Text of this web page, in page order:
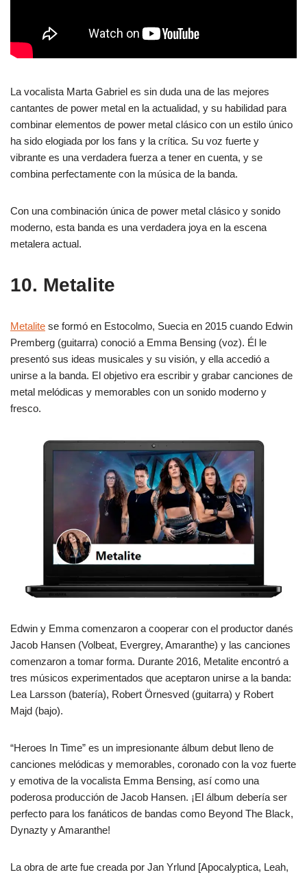
La vocalista Marta Gabriel es sin duda una de las mejores
cantantes de power metal en la actualidad, y su habilidad para
combinar elementos de power metal clásico con un estilo único
ha sido elogiada por los fans y la crítica. Su voz fuerte y
vibrante es una verdadera fuerza a tener en cuenta, y se
combina perfectamente con la música de la banda.
Con una combinación única de power metal clásico y sonido
moderno, esta banda es una verdadera joya en la escena
metalera actual.
10. Metalite
Metalite se formó en Estocolmo, Suecia en 2015 cuando Edwin
Premberg (guitarra) conoció a Emma Bensing (voz). Él le
presentó sus ideas musicales y su visión, y ella accedió a
unirse a la banda. El objetivo era escribir y grabar canciones de
metal melódicas y memorables con un sonido moderno y
fresco.
Edwin y Emma comenzaron a cooperar con el productor danés
Jacob Hansen (Volbeat, Evergrey, Amaranthe) y las canciones
comenzaron a tomar forma. Durante 2016, Metalite encontró a
tres músicos experimentados que aceptaron unirse a la banda:
Lea Larsson (batería), Robert Örnesved (guitarra) y Robert
Majd (bajo).
“Heroes In Time” es un impresionante álbum debut lleno de
canciones melódicas y memorables, coronado con la voz fuerte
y emotiva de la vocalista Emma Bensing, así como una
poderosa producción de Jacob Hansen. ¡El álbum debería ser
perfecto para los fanáticos de bandas como Beyond The Black,
Dynazty y Amaranthe!
La obra de arte fue creada por Jan Yrlund [Apocalyptica, Leah,